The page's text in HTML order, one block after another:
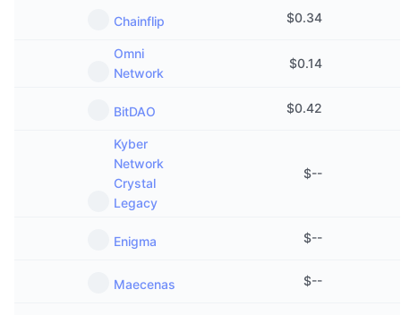
Chainflip $0.34
Omni
Network
$0.14
BitDAO $0.42
Kyber
Network
Crystal
Legacy
$--
Enigma $--
Maecenas $--